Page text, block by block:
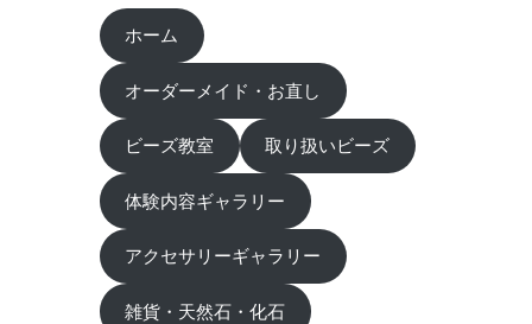
ホーム
オーダーメイド・お直し
ビーズ教室 取り扱いビーズ
体験内容ギャラリー
アクセサリーギャラリー
雑貨・天然石・化石